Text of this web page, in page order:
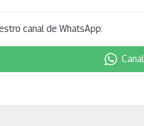
canal de WhatsApp: